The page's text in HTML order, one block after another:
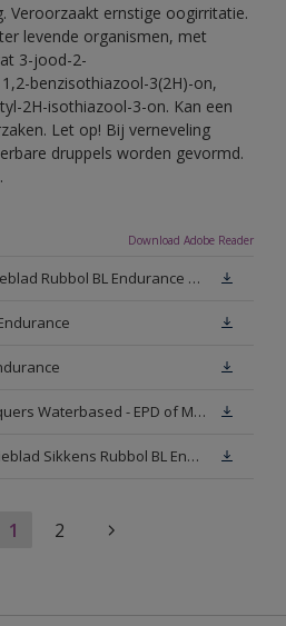
Veroorzaakt ernstige oogirritatie.
levende organismen, met
3-jood-2-
benzisothiazool-3(2H)-on,
2H-isothiazool-3-on. Kan een
Let op! Bij verneveling
druppels worden gevormd.
Download Adobe Reader
Technisch Informatieblad Rubbol BL Endurance HG (PDF)
Sikkens Exterior Laquers Waterbased - EPD of Milieuproductverklaring
Veiligheidsinformatieblad Sikkens Rubbol BL Endurance High Gloss N00 (MSDS)
1 2